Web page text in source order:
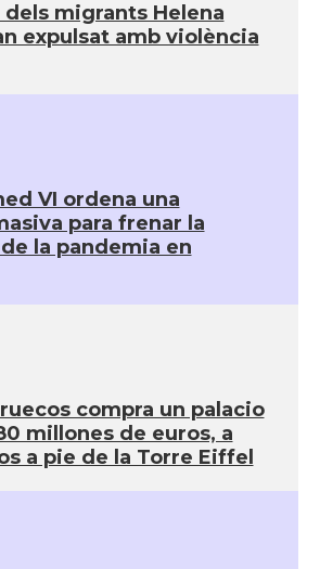
dels migrants Helena
expulsat amb violència
VI ordena una
para frenar la
la pandemia en
compra un palacio
millones de euros, a
a pie de la Torre Eiffel